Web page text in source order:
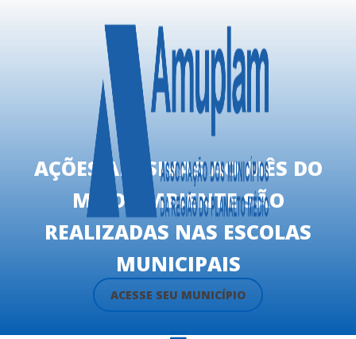
ACESSE SEU MUNICÍPIO
AÇÕES ALUSIVAS AO MÊS DO
MEIO AMBIENTE SÃO
REALIZADAS NAS ESCOLAS
MUNICIPAIS